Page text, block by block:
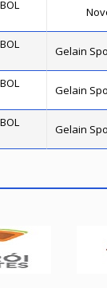
Gelain
Gelain
Gelain